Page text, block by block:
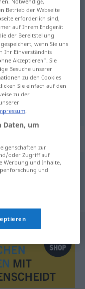
antippen)
mette,nøre
Betrieb der Webseite
erforderlich sind,
auf Ihrem Endgerät
der Bereitstellung
wenn Sie uns
Ihr Einverständnis
Akzeptieren“. Sie
Besuche unserer
zu den Cookies
Sie einfach auf den
zu der
Daten, um
zur
oder Zugriff auf
Werbung und Inhalte,
und